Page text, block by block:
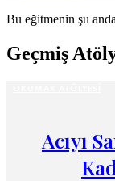
Bu eğitmenin şu
Geçmiş
Acıyı